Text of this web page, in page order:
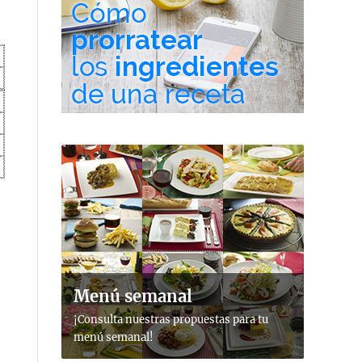
Menú semanal
¡Consulta nuestras propuestas para tu
menú semanal!